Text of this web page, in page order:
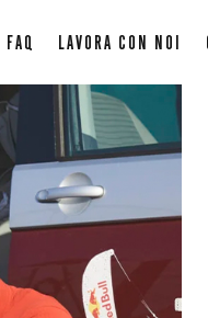
FAQ LAVORA CON NOI